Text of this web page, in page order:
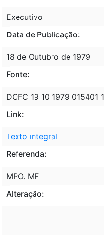
Executivo
Data de Publicação:
18 de Outubro de 1979
Fonte:
DOFC 19 10 1979 015401 1
Link:
Texto integral
Referenda:
MPO. MF
Alteração: